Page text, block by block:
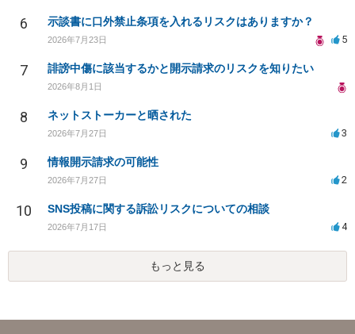
6 示談書に口外禁止条項を入れるリスクはありますか？
2026年7月23日 5
7 誹謗中傷に該当するかと開示請求のリスクを知りたい
2026年8月1日
8 ネットストーカーと晒された
2026年7月27日 3
9 情報開示請求の可能性
2026年7月27日 2
10 SNS投稿に関する訴訟リスクについての相談
2026年7月17日 4
もっと見る